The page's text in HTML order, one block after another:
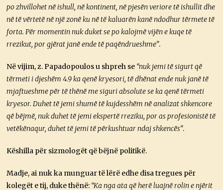
po zhvillohet në ishull, në kontinent, në pjesën veriore të ishullit dhe
në të vërtetë në një zonë ku në të kaluarën kanë ndodhur tërmete të
forta. Për momentin nuk duket se po kalojmë vijën e kuqe të
rrezikut, por gjërat janë ende të paqëndrueshme”.
Në vijim, z. Papadopoulos u shpreh se “nuk jemi të sigurt që
tërmeti i djeshëm 4.9 ka qenë kryesori, të dhënat ende nuk janë të
mjaftueshme për të thënë me siguri absolute se ka qenë tërmeti
kryesor. Duhet të jemi shumë të kujdesshëm në analizat shkencore
që bëjmë, nuk duhet të jemi ekspertë rreziku, por as profesionistë të
vetëkënaqur, duhet të jemi të përkushtuar ndaj shkencës”.
Këshilla për sizmologët që bëjnë politikë.
Madje, ai nuk ka munguar të lërë edhe disa tregues për
kolegët e tij, duke thënë: “Ka nga ata që herë luajnë rolin e njërit